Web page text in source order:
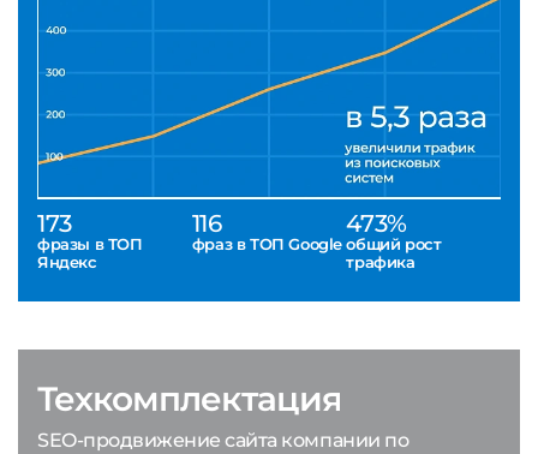
173
фразы в ТОП
Яндекс
116
фраз в ТОП Google
473%
общий рост
трафика
Техкомплектация
SEO-продвижение сайта компании по